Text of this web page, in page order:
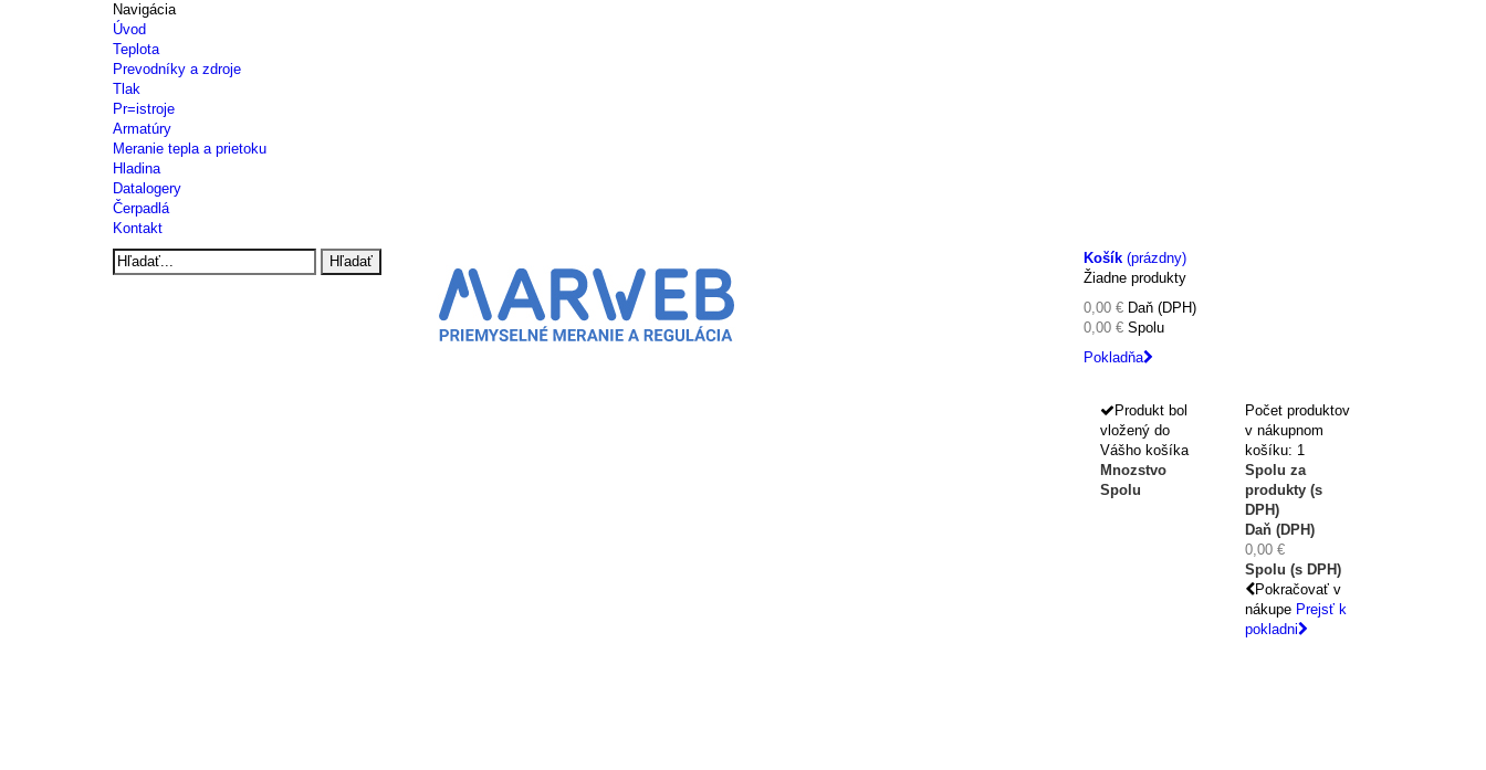
Navigácia
Úvod
Teplota
Prevodníky a zdroje
Tlak
Pr=istroje
Armatúry
Meranie tepla a prietoku
Hladina
Datalogery
Čerpadlá
Kontakt
Hľadať
Košík (prázdny)
Žiadne produkty
0,00 € Daň (DPH)
0,00 € Spolu
Pokladňa
Produkt bol
vložený do
Vášho košíka
Mnozstvo
Spolu
Počet produktov
v nákupnom
košíku: 1
Spolu za
produkty (s
DPH)
Daň (DPH)
0,00 €
Spolu (s DPH)
Pokračovať v
nákupe Prejsť k
pokladni